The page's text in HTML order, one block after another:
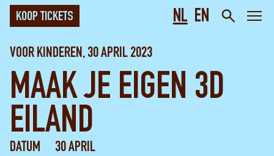
NL EN
KOOP TICKETS
VOOR KINDEREN, 30 APRIL 2023
MAAK JE EIGEN 3D
EILAND
DATUM
30 APRIL